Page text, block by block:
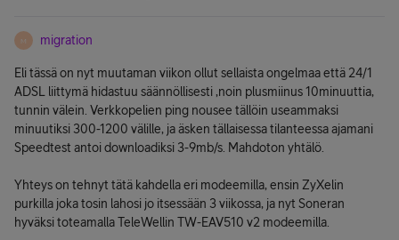
M migration
Eli tässä on nyt muutaman viikon ollut sellaista ongelmaa että 24/1
ADSL liittymä hidastuu säännöllisesti ,noin plusmiinus 10minuuttia,
tunnin välein. Verkkopelien ping nousee tällöin useammaksi
minuutiksi 300-1200 välille, ja äsken tällaisessa tilanteessa ajamani
Speedtest antoi downloadiksi 3-9mb/s. Mahdoton yhtälö.
Yhteys on tehnyt tätä kahdella eri modeemilla, ensin ZyXelin
purkilla joka tosin lahosi jo itsessään 3 viikossa, ja nyt Soneran
hyväksi toteamalla TeleWellin TW-EAV510 v2 modeemilla.